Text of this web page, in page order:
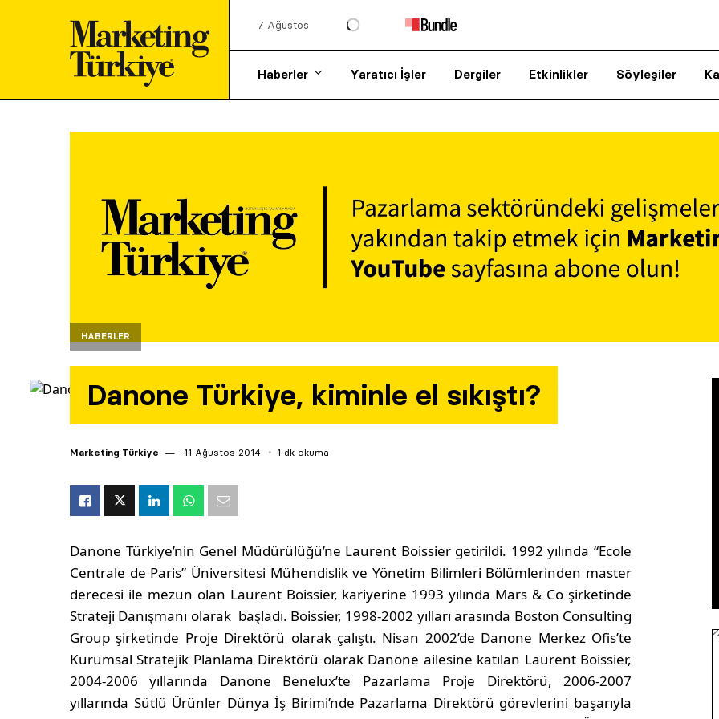
7 Ağustos
Haberler Yaratıcı İşler Dergiler Etkinlikler Söyleşiler
HABERLER
Danone Türkiye, kiminle el sıkıştı?
Marketing Türkiye 11 Ağustos 2014 1 dk okuma
Danone Türkiye’nin Genel Müdürülüğü’ne Laurent Boissier getirildi. 1992 yılında “Ecole
Centrale de Paris” Üniversitesi Mühendislik ve Yönetim Bilimleri Bölümlerinden master
derecesi ile mezun olan Laurent Boissier, kariyerine 1993 yılında Mars & Co şirketinde
Strateji Danışmanı olarak başladı. Boissier, 1998-2002 yılları arasında Boston Consulting
Group şirketinde Proje Direktörü olarak çalıştı. Nisan 2002’de Danone Merkez Ofis’te
Kurumsal Stratejik Planlama Direktörü olarak Danone ailesine katılan Laurent Boissier,
2004-2006 yıllarında Danone Benelux’te Pazarlama Proje Direktörü, 2006-2007
yıllarında Sütlü Ürünler Dünya İş Birimi’nde Pazarlama Direktörü görevlerini başarıyla